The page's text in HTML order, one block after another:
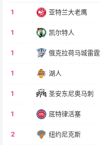
1 亚特兰大老鹰
1 凯尔特人
1 俄克拉荷马城雷霆
1 湖人
1 圣安东尼奥马刺
1 底特律活塞
2 纽约尼克斯